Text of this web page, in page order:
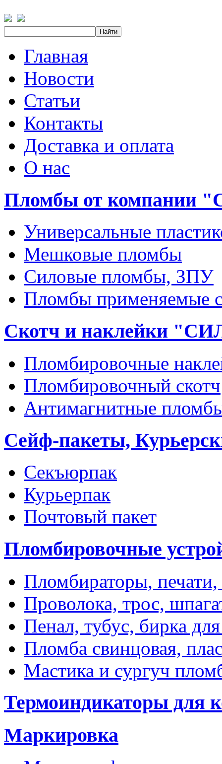
Главная
Новости
Статьи
Контакты
Доставка и оплата
О нас
Пломбы от компании
Универсальные
Мешковые пломбы
Силовые пломбы, ЗПУ
Пломбы применяемые
Скотч и наклейки
Пломбировочные
Пломбировочный скотч
Антимагнитные
Сейф-пакеты,
Секъюрпак
Курьерпак
Почтовый пакет
Пломбировочные
Пломбираторы, печати,
Проволока, трос,
Пенал, тубус, бирка
Пломба свинцовая,
Мастика и сургуч
Термоиндикаторы для
Маркировка